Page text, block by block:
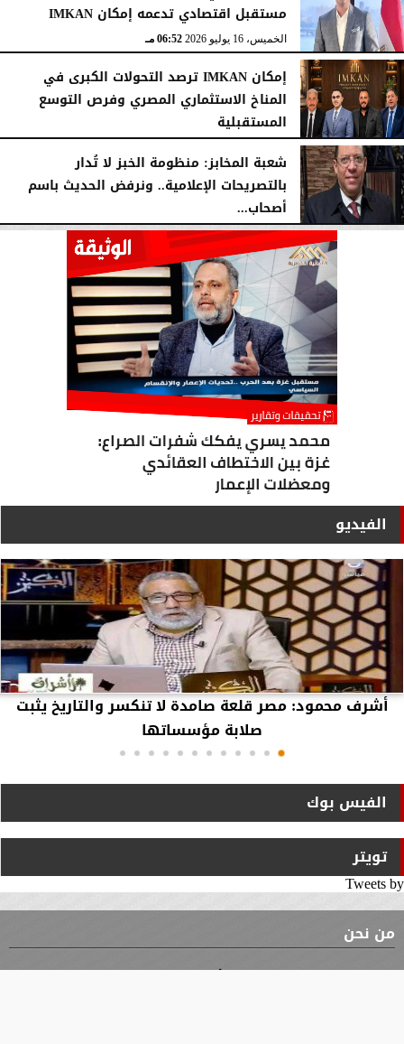
مستقبل اقتصادي تدعمه إمكان IMKAN
الخميس، 16 يوليو 2026 06:52 مـ
إمكان IMKAN ترصد التحولات الكبرى في
المناخ الاستثماري المصري وفرص التوسع
المستقبلية
الإثنين، 13 يوليو 2026 09:48 مـ
شعبة المخابز: منظومة الخبز لا تُدار
بالتصريحات ‏الإعلامية.. ونرفض الحديث باسم
أصحاب...
الإثنين، 13 يوليو 2026 02:20 مـ
الفيديو
أشرف محمود: مصر قلعة صامدة لا تنكسر والتاريخ يثبت
صلابة مؤسساتها
الفيس بوك
تويتر
Tweets by
من نحن